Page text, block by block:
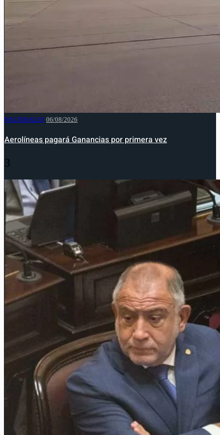
NACIONALES 06/08/2026
Aerolíneas pagará Ganancias por primera vez
3